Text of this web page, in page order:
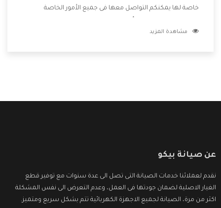
خاصة لها يمكنكم التواصل معها فى جميع الأمور الخاصة
من خلال العروض والخصومات التى تتقدم لكم .
مشاهدة المزيد
عن صيانة بيكو
نقدم لعملائنا خدمات الصيانة التى تصل الى عدة سنوات مع توفير قطع
الغيار الاصلية لضمان جودتها فى العمل، وعدم التعرض الى نفس المشكلة
اكثر من مرة، الصيانة لجميع الاجهزة الكهربائية تتم بشكل سريع ومتميز.